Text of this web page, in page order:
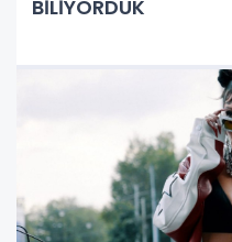
BİLİYORDUK